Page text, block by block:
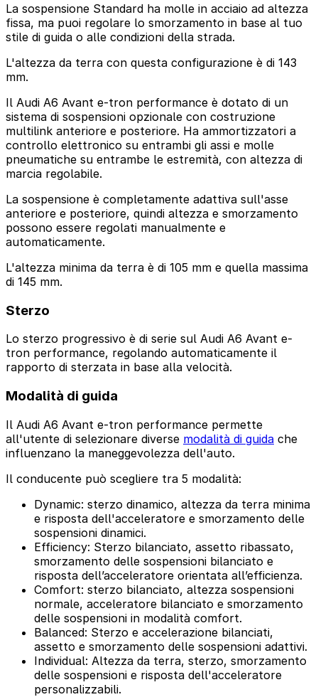
La sospensione Standard ha molle in acciaio ad altezza
fissa, ma puoi regolare lo smorzamento in base al tuo
stile di guida o alle condizioni della strada.
L'altezza da terra con questa configurazione è di 143
mm.
Il Audi A6 Avant e-tron performance è dotato di un
sistema di sospensioni opzionale con costruzione
multilink anteriore e posteriore. Ha ammortizzatori a
controllo elettronico su entrambi gli assi e molle
pneumatiche su entrambe le estremità, con altezza di
marcia regolabile.
La sospensione è completamente adattiva sull'asse
anteriore e posteriore, quindi altezza e smorzamento
possono essere regolati manualmente e
automaticamente.
L'altezza minima da terra è di 105 mm e quella massima
di 145 mm.
Sterzo
Lo sterzo progressivo è di serie sul Audi A6 Avant e-
tron performance, regolando automaticamente il
rapporto di sterzata in base alla velocità.
Modalità di guida
Il Audi A6 Avant e-tron performance permette
all'utente di selezionare diverse modalità di guida che
influenzano la maneggevolezza dell'auto.
Il conducente può scegliere tra 5 modalità:
Dynamic: sterzo dinamico, altezza da terra minima
e risposta dell'acceleratore e smorzamento delle
sospensioni dinamici.
Efficiency: Sterzo bilanciato, assetto ribassato,
smorzamento delle sospensioni bilanciato e
risposta dell’acceleratore orientata all’efficienza.
Comfort: sterzo bilanciato, altezza sospensioni
normale, acceleratore bilanciato e smorzamento
delle sospensioni in modalità comfort.
Balanced: Sterzo e accelerazione bilanciati,
assetto e smorzamento delle sospensioni adattivi.
Individual: Altezza da terra, sterzo, smorzamento
delle sospensioni e risposta dell'acceleratore
personalizzabili.